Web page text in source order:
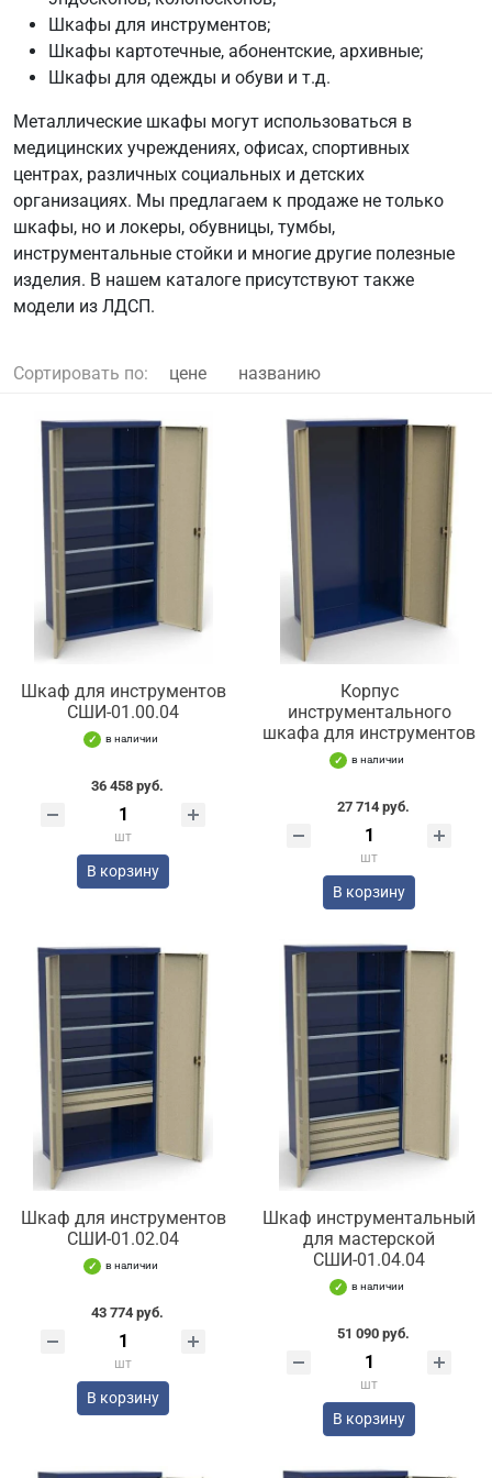
Шкафы для инструментов;
Шкафы картотечные, абонентские, архивные;
Шкафы для одежды и обуви и т.д.
Металлические шкафы могут использоваться в
медицинских учреждениях, офисах, спортивных
центрах, различных социальных и детских
организациях. Мы предлагаем к продаже не только
шкафы, но и локеры, обувницы, тумбы,
инструментальные стойки и многие другие полезные
изделия. В нашем каталоге присутствуют также
модели из ЛДСП.
Сортировать по: цене названию
Шкаф для инструментов
СШИ-01.00.04
в наличии
36 458 руб.
шт
В корзину
Корпус
инструментального
шкафа для инструментов
в наличии
27 714 руб.
шт
В корзину
Шкаф для инструментов
СШИ-01.02.04
в наличии
43 774 руб.
шт
В корзину
Шкаф инструментальный
для мастерской
СШИ-01.04.04
в наличии
51 090 руб.
шт
В корзину